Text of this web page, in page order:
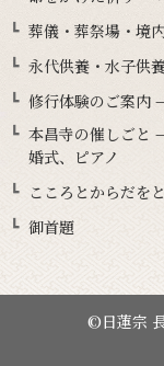
葬儀・葬祭場・境
永代供養・水子供
修行体験のご案内
本昌寺の催しごと
婚式、ピアノ
こころとからだを
御首題
©日蓮宗